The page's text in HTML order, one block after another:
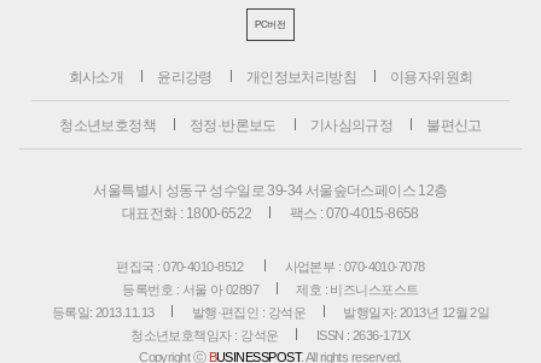
PC버전
회사소개 윤리강령 개인정보처리방침 이용자위원회
청소년보호정책 정정·반론보도 기사심의규정 불편신고
서울특별시 성동구 성수일로 39-34 서울숲더스페이스 12층
대표전화 : 1800-6522
팩스 : 070-4015-8658
편집국 : 070-4010-8512
사업본부 : 070-4010-7078
등록번호 : 서울 아 02897
제호 : 비즈니스포스트
등록일: 2013.11.13
발행·편집인 : 강석운
발행일자: 2013년 12월 2일
청소년보호책임자 : 강석운
ISSN : 2636-171X
Copyright ⓒ BUSINESSPOST. All rights reserved.